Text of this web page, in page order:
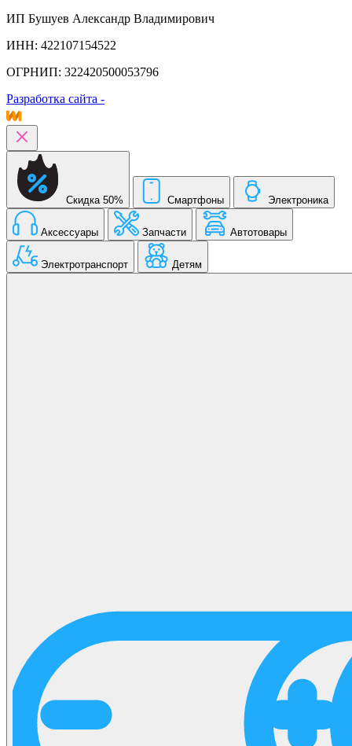
ИП Бушуев Александр Владимирович
ИНН: 422107154522
ОГРНИП: 322420500053796
Разработка сайта -
Скидка 50% Смартфоны Электроника
Аксессуары Запчасти Автотовары
Электротранспорт Детям